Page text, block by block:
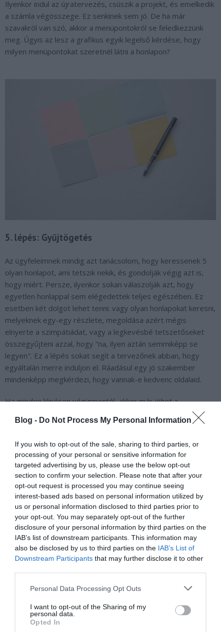
Blog - Do Not Process My Personal Information
If you wish to opt-out of the sale, sharing to third parties, or
processing of your personal or sensitive information for
targeted advertising by us, please use the below opt-out
section to confirm your selection. Please note that after your
opt-out request is processed you may continue seeing
interest-based ads based on personal information utilized by
us or personal information disclosed to third parties prior to
your opt-out. You may separately opt-out of the further
disclosure of your personal information by third parties on the
IAB’s list of downstream participants. This information may
also be disclosed by us to third parties on the IAB’s List of
Downstream Participants that may further disclose it to other
Please note that this website/app uses one or more Google
not limited to your visit or usage behaviour. You may click to
grant or deny consent to Google and its third-party tags to
use your data for below specified purposes in below Google
Personal Data Processing Opt Outs
I want to opt-out of the Sharing of my
personal data.
Opted In
Ilyenkor indul az újratervezés, csúszik a projekt, és emelkedik
a számla végösszege. Ez senkinek sem jó. De ha már
szavakról van szó, akkor a menüpontokról se feledkezzünk
meg. Úgyis az lesz a grafikus egyik legelső kérdése, hogy
milyen menüpontokat szeretnél látni a honlapon?
5. lépés: Gyűjtögetés
Az ügyfeleimnek mindig azt tanácsolom, hogy keressenek 5
olyan honlapot, ami tetszik nekik, és gondolják végig azt is,
hogy miért. Persze, ilyenkor sokan válaszolják azt, hogy
egyetlen honlappal sem elégedettek teljes egészében. Ez
esetben két dolgot lehet tenni: vagy olyan honlapokat keresni,
melyeknek egy-egy részlete, megoldása azért mégis
elnyerte a szimpátiádat, vagy a legkevésbé tetszetőseket
összegyűjteni azzal, hogy "na, ilyen aztán semmiképp se
legyen". Ez a lépés sokat segít a tervezőnek abban, hogy
egyáltalán merre induljon el. Ráadásul egy jó szakember
mindenképp megkérdezi, hogy vannak-e kedvenc oldalaid.
Ha minden lépésen végigmentél, akkor már jöhet a
szakember, és indulhat a tervezés. A végére pedig egy
bónusz tipp: ha rám hallgatsz, akkor olyan grafikust
biztos, hogy gördülékeny lesz a folyamat.
Alapok
Tanácsok
Eszközök
Énmárka
Inspiráció